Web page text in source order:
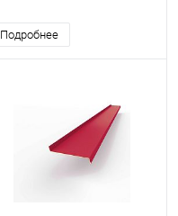
Подробнее